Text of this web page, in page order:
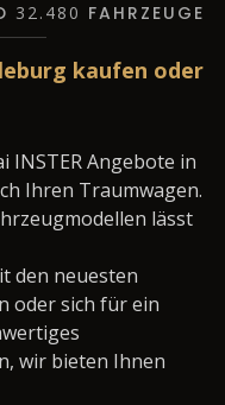
32.480 FAHRZEUGE
kaufen oder
INSTER Angebote in
Ihren Traumwagen.
lässt
den neuesten
oder sich für ein
wir bieten Ihnen